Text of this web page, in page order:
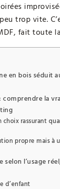
trop vite.
fait toute
en bois séduit
comprendre la
choix rassurant
propre mais à
l’usage
d’enfant